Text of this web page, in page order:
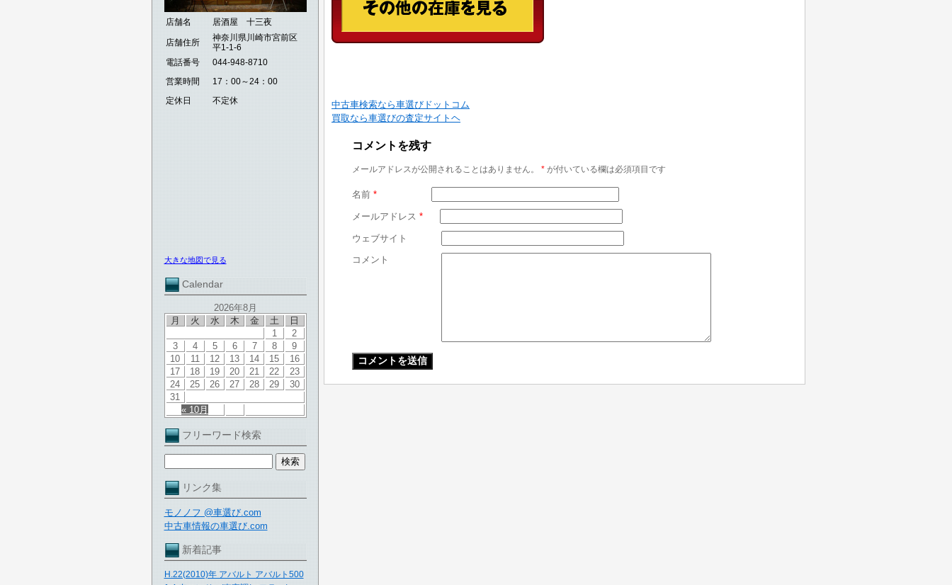
店舗名 居酒屋 十三夜
店舗住所
神奈川県川崎市宮前区
平1-1-6
電話番号
044-948-8710
営業時間
17：00～24：00
定休日
不定休
大きな地図で見る
Calendar
2026年8月
月
火 水 木 金 土 日
« 10月
1
2
3
4 5 6 7 8
9
10
11 12 13 14 15
16
17
18 19 20 21 22
23
24
25 26 27 28 29
30
31
フリーワード検索
リンク集
モノノフ @車選び.com
中古車情報の車選び.com
新着記事
H.22(2010)年 アバルト アバルト500
中古車検索なら車選びドットコム
買取なら車選びの査定サイトヘ
コメントを残す
メールアドレスが公開されることはありません。 * が付いている欄は必須項目です
名前 *
メールアドレス *
ウェブサイト
コメント